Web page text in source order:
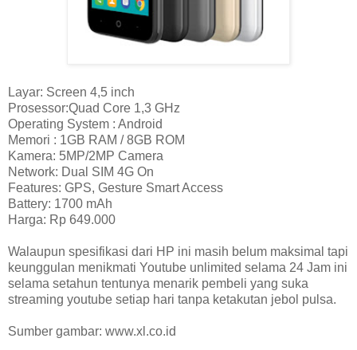
Layar: Screen 4,5 inch
Prosessor:Quad Core 1,3 GHz
Operating System : Android
Memori : 1GB RAM / 8GB ROM
Kamera: 5MP/2MP Camera
Network: Dual SIM 4G On
Features: GPS, Gesture Smart Access
Battery: 1700 mAh
Harga: Rp 649.000
Walaupun spesifikasi dari HP ini masih belum maksimal tapi
keunggulan menikmati Youtube unlimited selama 24 Jam ini
selama setahun tentunya menarik pembeli yang suka
streaming youtube setiap hari tanpa ketakutan jebol pulsa.
Sumber gambar: www.xl.co.id